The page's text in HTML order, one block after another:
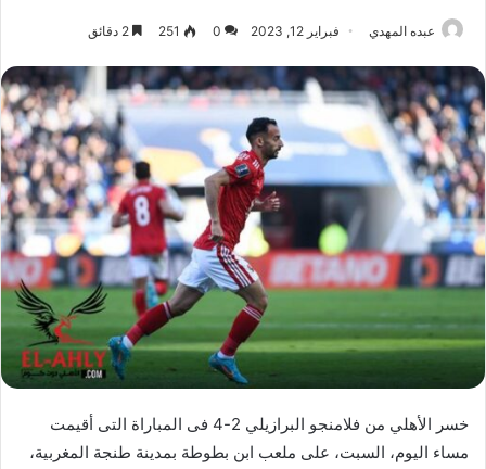
عبده المهدي فبراير 12, 2023 0
251
خسر الأهلي من فلامنجو البرازيلي 2-4 فى المباراة التى أقيمت
مساء اليوم، السبت، على ملعب ابن بطوطة بمدينة طنجة المغربية،